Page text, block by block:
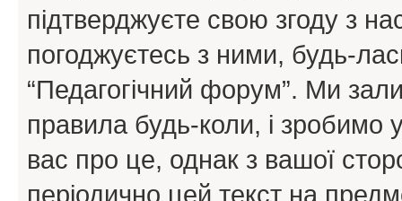
підтверджуєте свою згоду з
погоджуєтесь з ними, будь-
“Педагогічний форум”. Ми
правила будь-коли, і
вас про це, однак з вашої
періодично цей текст на